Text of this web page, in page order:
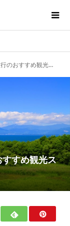
すめ観光スポット13選
すすめ観光ス